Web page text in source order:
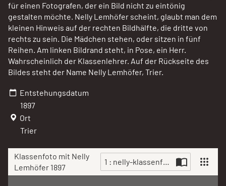
Klassenfoto mit Nelly
Lemhöfer 1897
1 : nelly-klassenfoto-77883.jpg
für einen Fotografen, der ein Bild nicht zu eintönig
gestalten möchte. Nelly Lemhöfer scheint, glaubt man dem
kleinen Hinweis auf der rechten Bildhälfte, die dritte von
rechts zu sein. Die Mädchen stehen, oder sitzen in fünf
Reihen. Am linken Bildrand steht, in Pose, ein Herr.
Wahrscheinlich der Klassenlehrer. Auf der Rückseite des
Bildes steht der Name Nelly Lemhöfer, Trier.
Entstehungsdatum
1897
Ort
Trier